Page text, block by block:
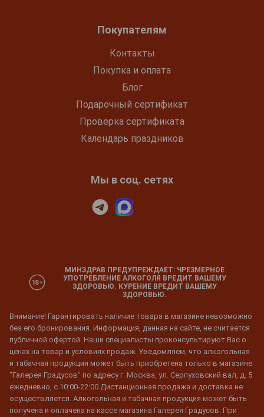
Покупателям
Контакты
Покупка и оплата
Блог
Подарочный сертификат
Проверка сертификата
Календарь праздников
Мы в соц. сетях
МИНЗДРАВ ПРЕДУПРЕЖДАЕТ: ЧРЕЗМЕРНОЕ
УПОТРЕБЛЕНИЕ АЛКОГОЛЯ ВРЕДИТ ВАШЕМУ
ЗДОРОВЬЮ. КУРЕНИЕ ВРЕДИТ ВАШЕМУ
ЗДОРОВЬЮ.
Внимание! Гарантировать наличие товара в магазине невозможно
без его бронирования. Информация, данная на сайте, не считается
публичной офертой. Наши специалисты проконсультируют Вас о
ценах на товар и условиях продаж. Уведомляем, что алкогольная
и табачная продукция может быть приобретена только в магазине
"Галерея Градусов" по адресу г. Москва, ул. Серпуховский вал, д. 5
ежедневно, с 10:00-22:00 Дистанционная продажа и доставка не
осуществляется. Алкогольная и табачная продукция может быть
получена и оплачена на кассе магазина Галерея Градусов. При